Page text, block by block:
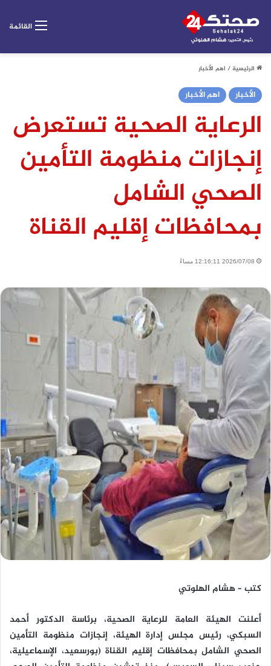
القائمة
الرئيسية/ اهم الأخبار
الأخبار اهم الأخبار
الرعاية الصحية تستعرض
إنجازات منظومة التأمين
الصحي الشامل
بمحافظات إقليم القناة
2026/07/08 12:16:11 مساءً
كتب – هشام الهلوتي
أعلنت الهيئة العامة للرعاية الصحية، برئاسة الدكتور أحمد
السبكي، رئيس مجلس إدارة الهيئة، إنجازات منظومة التأمين
الصحي الشامل بمحافظات إقليم القناة (بورسعيد، الإسماعيلية،